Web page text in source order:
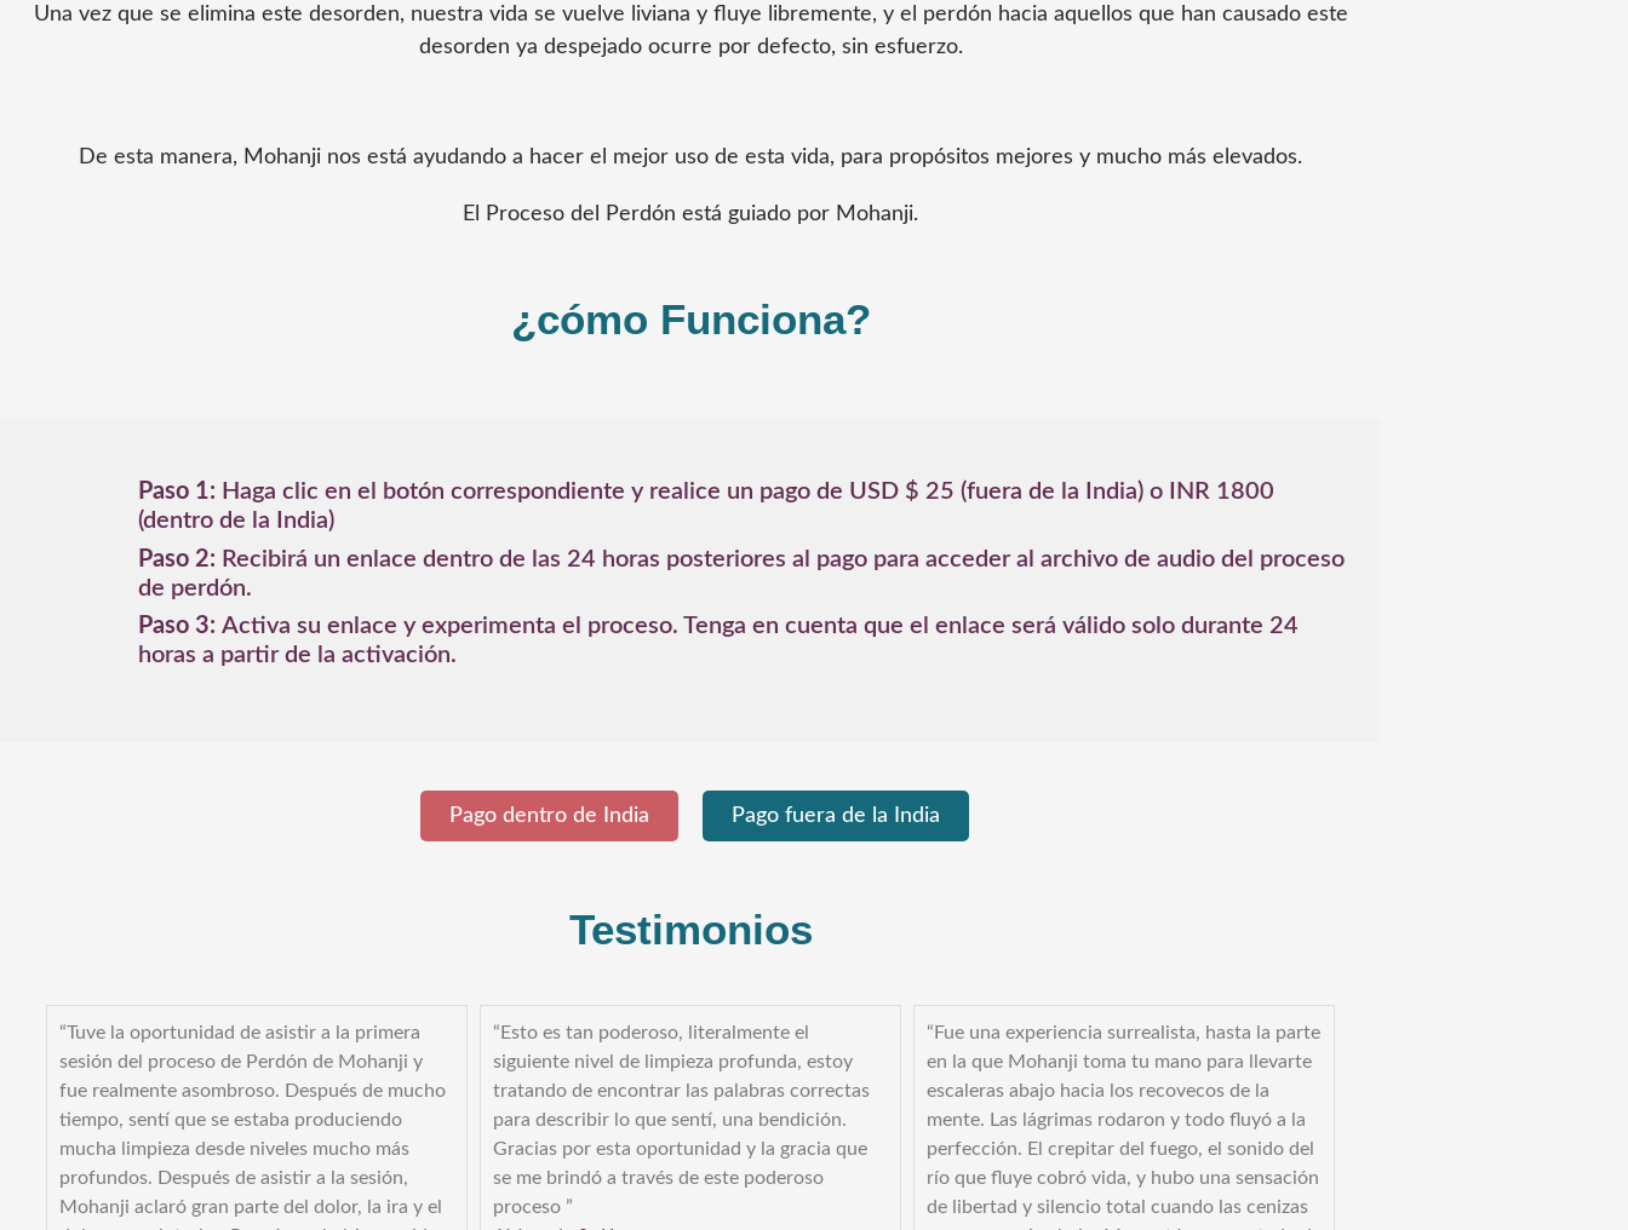
Una vez que se elimina este desorden, nuestra vida se vuelve liviana y fluye libremente, y el perdón hacia aquellos que han causado este
desorden ya despejado ocurre por defecto, sin esfuerzo.
De esta manera, Mohanji nos está ayudando a hacer el mejor uso de esta vida, para propósitos mejores y mucho más elevados.
El Proceso del Perdón está guiado por Mohanji.
¿cómo Funciona?
Paso 1: Haga clic en el botón correspondiente y realice un pago de USD $ 25 (fuera de la India) o INR 1800
(dentro de la India)
Paso 2: Recibirá un enlace dentro de las 24 horas posteriores al pago para acceder al archivo de audio del proceso
de perdón.
Paso 3: Activa su enlace y experimenta el proceso. Tenga en cuenta que el enlace será válido solo durante 24
horas a partir de la activación.
Pago dentro de India Pago fuera de la India
Testimonios
“Tuve la oportunidad de asistir a la primera
sesión del proceso de Perdón de Mohanji y
fue realmente asombroso. Después de mucho
tiempo, sentí que se estaba produciendo
mucha limpieza desde niveles mucho más
profundos. Después de asistir a la sesión,
Mohanji aclaró gran parte del dolor, la ira y el
“Esto es tan poderoso, literalmente el
siguiente nivel de limpieza profunda, estoy
tratando de encontrar las palabras correctas
para describir lo que sentí, una bendición.
Gracias por esta oportunidad y la gracia que
se me brindó a través de este poderoso
proceso ”
“Fue una experiencia surrealista, hasta la parte
en la que Mohanji toma tu mano para llevarte
escaleras abajo hacia los recovecos de la
mente. Las lágrimas rodaron y todo fluyó a la
perfección. El crepitar del fuego, el sonido del
río que fluye cobró vida, y hubo una sensación
de libertad y silencio total cuando las cenizas